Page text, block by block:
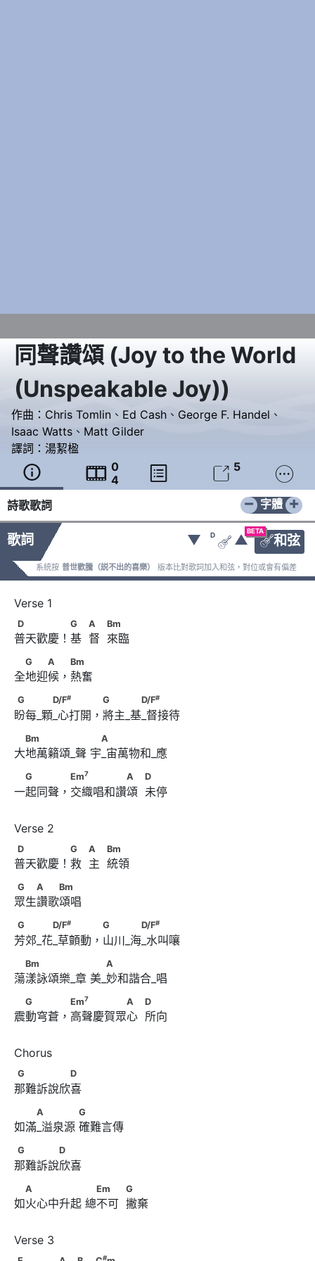
同聲讚頌(Joy to the World
(Unspeakable Joy))
作曲： Chris Tomlin 、 Ed Cash 、 George F. Handel 、
Isaac Watts 、 Matt Gilder
譯詞： 湯絜楹
  0
4
  5 
詩歌歌詞 − +
字體
歌詞
BETA
和弦
▼ D
 ▲
系統按 普世歡騰（説不出的喜樂） 版本比對歌詞加入和弦，對位或會有偏差
D　　　　 G　            A　            Bm
D G A Bm
普天歡慶！基  督  來臨
G　　A　 Bm
G A Bm
全地迎候，熱奮
G　　 　D/F
G　　 　D/F
G D/F# G D/F#
盼每_顆_心打開，將主_基_督接待
Bm　　　　 　      　A
Bm A
大地萬籟頌_聲 宇_宙萬物和_應
G　　　 Em7 A　            D
G Em7 A D
一起同聲，交織唱和讚頌  未停
D　　　　 G　            A　            Bm
D G A Bm
普天歡慶！救  主  統領
G　　A　　Bm
G A Bm
眾生讚歌頌唱
G　　 　D/F
G　　 　D/F
G D/F# G D/F#
芳郊_花_草顫動，山川_海_水叫嚷
Bm　　　　 　      　 A
Bm A
蕩漾詠頌樂_章 美_妙和諧合_唱
G　　　 Em7 A　            D
G Em7 A D
震動穹蒼，高聲慶賀眾心  所向
G　　　　　D
G D
那難訴說欣喜
A 　　　      G
A G
如滿_溢泉源 確難言傳
G　　　　D
G D
那難訴說欣喜
A　　　　　      　Em　　            G
A Em G
如火心中升起 總不可  撇棄
#